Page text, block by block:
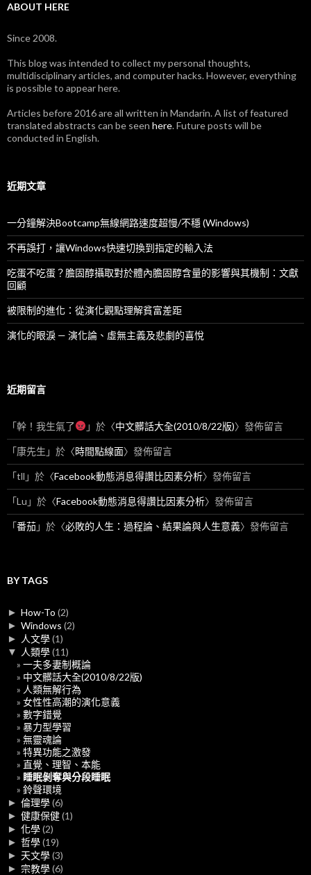
ABOUT HERE
Since 2008.
This blog was intended to collect my personal thoughts,
multidisciplinary articles, and computer hacks. However, everything
is possible to appear here.
Articles before 2016 are all written in Mandarin. A list of featured
translated abstracts can be seen here. Future posts will be
conducted in English.
近期文章
一分鐘解決Bootcamp無線網路速度超慢/不穩 (Windows)
不再誤打，讓Windows快速切換到指定的輸入法
吃蛋不吃蛋？膽固醇攝取對於體內膽固醇含量的影響與其機制：文獻
回顧
被限制的進化：從演化觀點理解貧富差距
演化的眼淚 — 演化論、虛無主義及悲劇的喜悅
近期留言
「幹！我生氣了 」於〈中文髒話大全(2010/8/22版)〉發佈留言
「康先生 」於〈時間點線面〉發佈留言
「tll 」於〈Facebook動態消息得讚比因素分析〉發佈留言
「Lu 」於〈Facebook動態消息得讚比因素分析〉發佈留言
「番茄」於〈必敗的人生：過程論、結果論與人生意義〉發佈留言
BY TAGS
► How-To (2)
► Windows (2)
► 人文學(1)
▼ 人類學(11)
一夫多妻制概論
中文髒話大全(2010/8/22版)
人類無解行為
女性性高潮的演化意義
數字錯覺
暴力型學習
無靈魂論
特異功能之激發
直覺、理智、本能
睡眠剝奪與分段睡眠
鈴聲環境
► 倫理學(6)
► 健康保健(1)
► 化學(2)
► 哲學(19)
► 天文學(3)
► 宗教學(6)